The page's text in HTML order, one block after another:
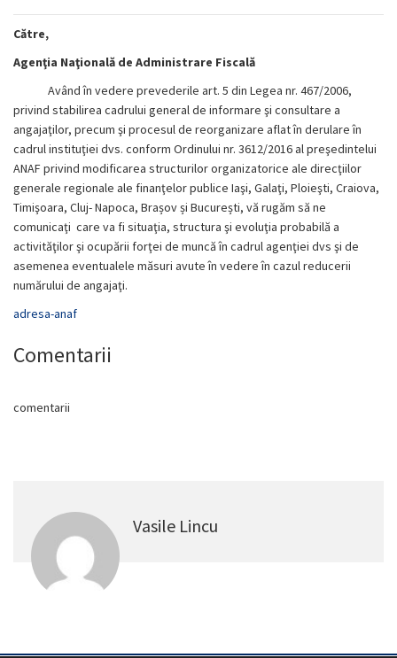
Către,
Agenţia Naţională de Administrare Fiscală
Având în vedere prevederile art. 5 din Legea nr. 467/2006,
privind stabilirea cadrului general de informare şi consultare a
angajaţilor, precum şi procesul de reorganizare aflat în derulare în
cadrul instituţiei dvs. conform Ordinului nr. 3612/2016 al preşedintelui
ANAF privind modificarea structurilor organizatorice ale direcţiilor
generale regionale ale finanţelor publice Iaşi, Galaţi, Ploieşti, Craiova,
Timişoara, Cluj- Napoca, Brașov și București, vă rugăm să ne
comunicaţi care va fi situaţia, structura şi evoluţia probabilă a
activităţilor şi ocupării forţei de muncă în cadrul agenţiei dvs şi de
asemenea eventualele măsuri avute în vedere în cazul reducerii
numărului de angajaţi.
adresa-anaf
Comentarii
comentarii
Vasile Lincu